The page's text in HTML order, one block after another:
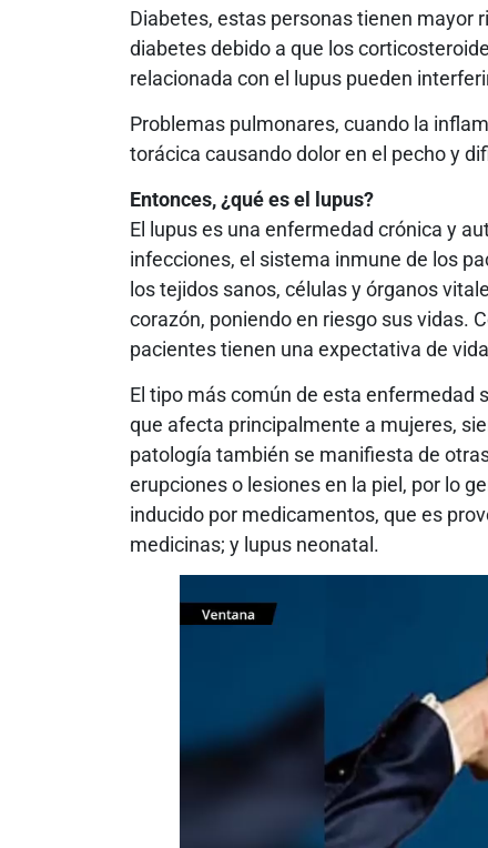
Diabetes, estas personas tienen mayor
diabetes debido a que los
relacionada con el lupus pueden
Problemas pulmonares, cuando la
torácica causando dolor en el pecho y
Entonces, ¿qué es el lupus?
El lupus es una enfermedad crónica y
infecciones, el sistema inmune de los
los tejidos sanos, células y órganos
corazón, poniendo en riesgo sus vidas.
pacientes tienen una expectativa de
El tipo más común de esta enfermedad
que afecta principalmente a mujeres,
patología también se manifiesta de
erupciones o lesiones en la piel, por lo
inducido por medicamentos, que es
medicinas; y lupus neonatal.